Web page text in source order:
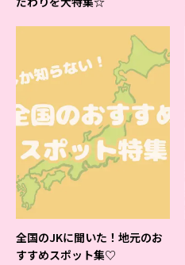
全国のJKに聞いた！地元のお
すすめスポット集♡